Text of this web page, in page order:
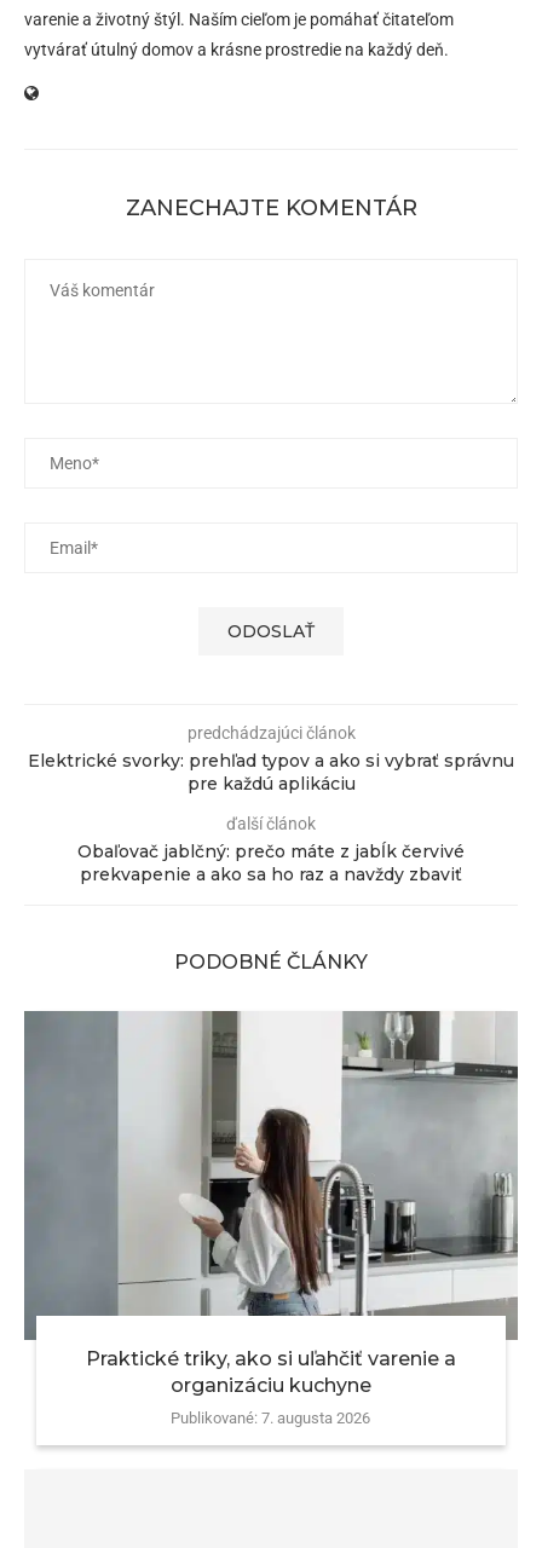
varenie a životný štýl. Naším cieľom je pomáhať čitateľom
vytvárať útulný domov a krásne prostredie na každý deň.
ZANECHAJTE KOMENTÁR
predchádzajúci článok
Elektrické svorky: prehľad typov a ako si vybrať správnu
pre každú aplikáciu
ďalší článok
Obaľovač jablčný: prečo máte z jabĺk červivé
prekvapenie a ako sa ho raz a navždy zbaviť
PODOBNÉ ČLÁNKY
Praktické triky, ako si uľahčiť varenie a
organizáciu kuchyne
Publikované: 7. augusta 2026